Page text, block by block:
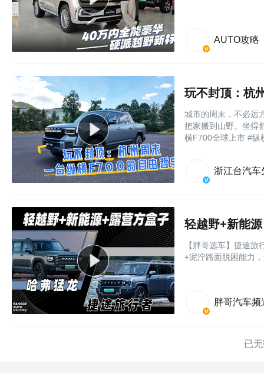
AUTO攻略
玩不封顶：杭
城市的周末，不必远
把家搬到山野。坐得
横F700全球上市 #纵
浙江台汽车
轻越野+新能
【胖哥选车】捷途
+泥泞路面脱困能力
胖哥汽车频
已